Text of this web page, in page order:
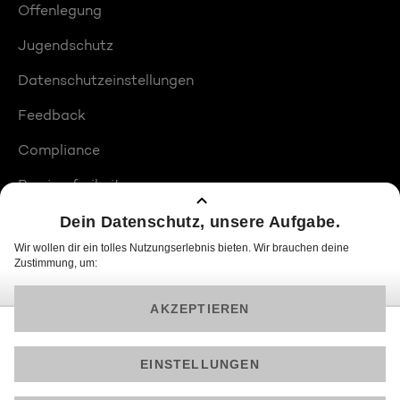
Offenlegung
Jugendschutz
Datenschutzeinstellungen
Feedback
Compliance
Barrierefreiheit
Produktplatzierungen